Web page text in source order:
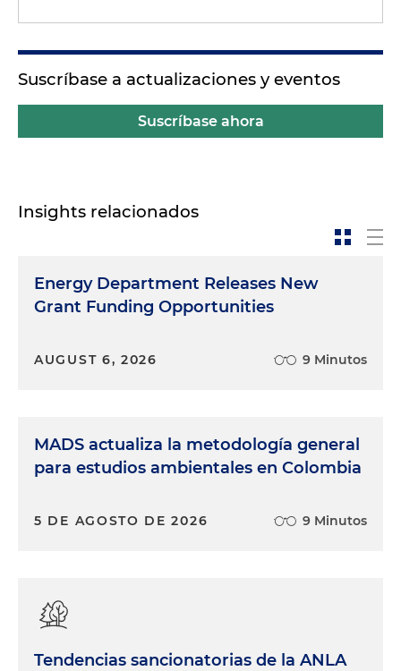
Suscríbase a actualizaciones y eventos
Suscríbase ahora
Insights relacionados
Energy Department Releases New
Grant Funding Opportunities
AUGUST 6, 2026 9 Minutos
MADS actualiza la metodología general
para estudios ambientales en Colombia
5 DE AGOSTO DE 2026 9 Minutos
Tendencias sancionatorias de la ANLA